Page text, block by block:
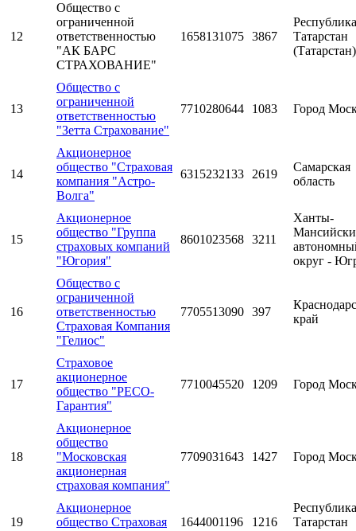
12
Общество с
ограниченной
ответственностью
"АК БАРС
СТРАХОВАНИЕ"
1658131075 3867
Республика
Татарстан
(Татарстан)
13
Общество с
ограниченной
ответственностью
"Зетта Страхование"
7710280644 1083 Город
14
Акционерное
общество "Страховая
компания "Астро-
Волга"
6315232133 2619
Самарская
область
15
Акционерное
общество "Группа
страховых компаний
"Югория"
8601023568 3211
Ханты-
округ -
16
Общество с
ограниченной
ответственностью
Страховая Компания
"Гелиос"
7705513090 397
край
17
Страховое
акционерное
общество "РЕСО-
Гарантия"
7710045520 1209 Город
18
Акционерное
общество
"Московская
акционерная
страховая компания"
7709031643 1427 Город
19
Акционерное
общество Страховая
1644001196 1216
Республика
Татарстан